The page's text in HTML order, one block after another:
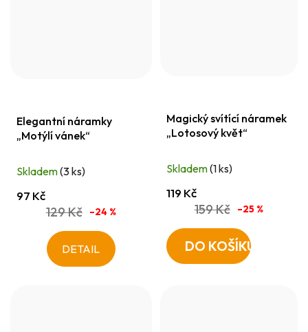
Elegantní náramky
„Motýlí vánek“
Skladem(3 ks)
97 Kč
129 Kč –24 %
DETAIL
Magický svítící náramek
„Lotosový květ“
Skladem(1 ks)
119 Kč
159 Kč –25 %
DO KOŠÍKU